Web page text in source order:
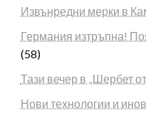
Извънредни мерки в
Германия изтръпна!
(58)
Тази вечер в „Шербет
Нови технологии и